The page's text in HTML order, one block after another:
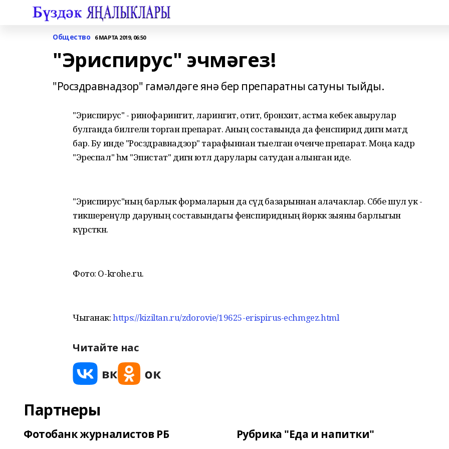
Общество 6 МАРТА 2019, 06:50
"Эриспирус" эчмәгез!
"Росздравнадзор" гамәлдәге янә бер препаратны сатуны тыйды.
"Эриспирус" - ринофарингит, ларингит, отит, бронхит, астма кебек авырулар
булганда билгеләнә торган препарат. Аның составында да фенспирид дигән матдә
бар. Бу инде "Росздравнадзор" тарафыннан тыелган өченче препарат. Моңа кадәр
"Эреспал" һәм "Эпистат" дигән ютәл дарулары сатудан алынган иде.
"Эриспирус"ның барлык формаларын да сәүдә базарыннан алачаклар. Сәбәбе шул ук -
тикшеренүләр даруның составындагы фенспиридның йөрәккә зыяны барлыгын
күрсәткән.
Фото: O-krohe.ru.
Чыганак:https://kiziltan.ru/zdorovie/19625-erispirus-echmgez.html
Читайте нас
Партнеры
Фотобанк журналистов РБ Рубрика "Еда и напитки"